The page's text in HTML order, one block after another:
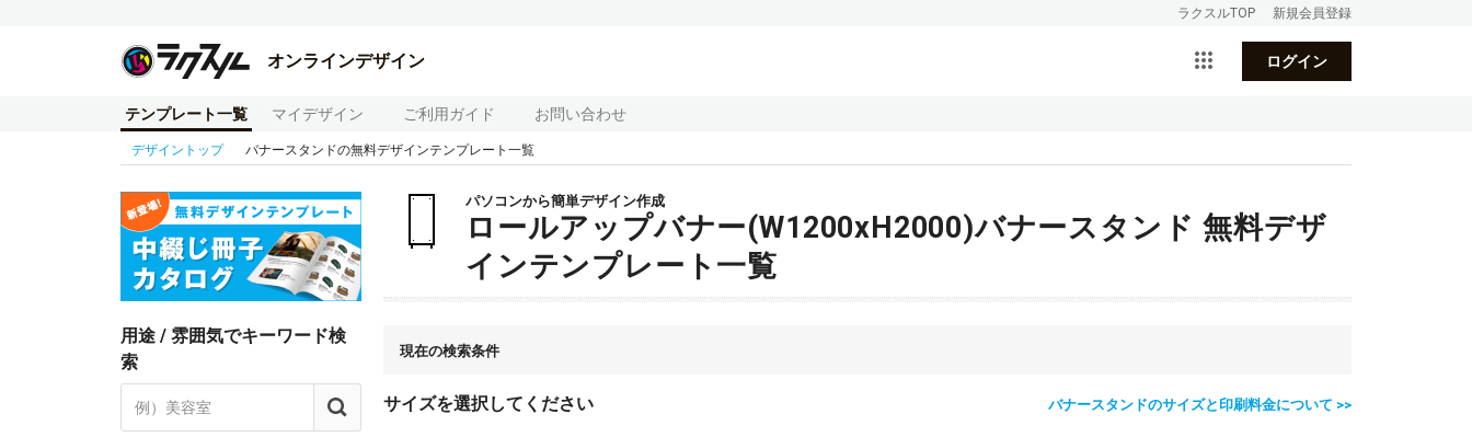
ラクスルTOP 新規会員登録
オンラインデザイン ログイン
テンプレート一覧 マイデザイン ご利用ガイド お問い合わせ
デザイントップ バナースタンドの無料デザインテンプレート一覧
用途 / 雰囲気でキーワード検
索
パソコンから簡単デザイン作成
ロールアップバナー(W1200xH2000)バナースタンド 無料デザ
インテンプレート一覧
現在の検索条件
サイズを選択してください バナースタンドのサイズと印刷料金について >>